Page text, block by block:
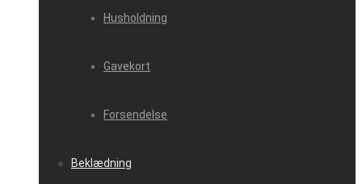
Husholdning
Gavekort
Forsendelse
Beklædning